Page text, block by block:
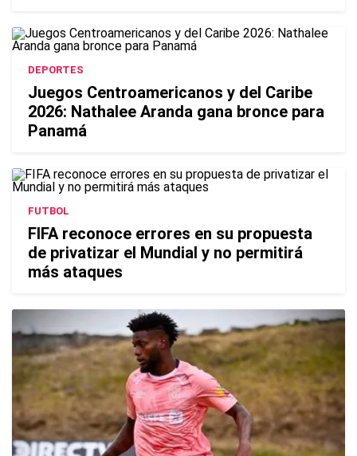
DEPORTES
Juegos Centroamericanos y del Caribe
2026: Nathalee Aranda gana bronce para
Panamá
FUTBOL
FIFA reconoce errores en su propuesta
de privatizar el Mundial y no permitirá
más ataques